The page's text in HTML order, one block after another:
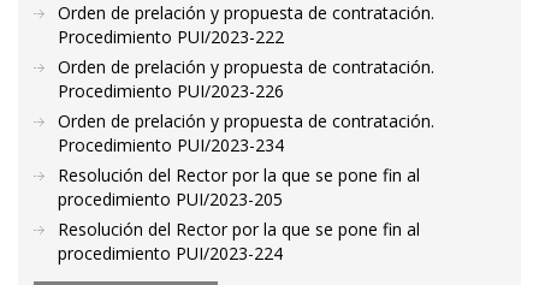
Orden de prelación y propuesta de contratación.
Procedimiento PUI/2023-222
Orden de prelación y propuesta de contratación.
Procedimiento PUI/2023-226
Orden de prelación y propuesta de contratación.
Procedimiento PUI/2023-234
Resolución del Rector por la que se pone fin al
procedimiento PUI/2023-205
Resolución del Rector por la que se pone fin al
procedimiento PUI/2023-224